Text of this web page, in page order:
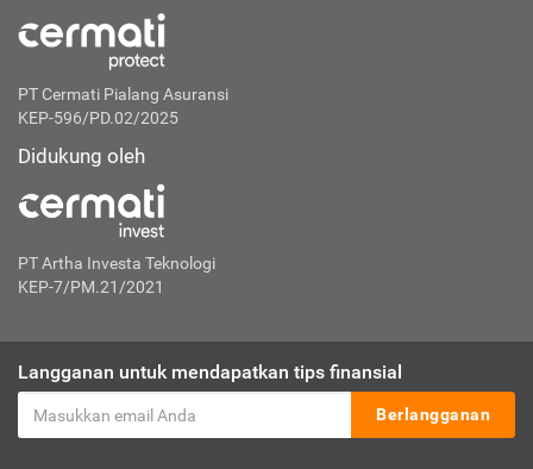
PT Cermati Pialang Asuransi
KEP-596/PD.02/2025
Didukung oleh
PT Artha Investa Teknologi
KEP-7/PM.21/2021
Langganan untuk mendapatkan tips finansial
Berlangganan